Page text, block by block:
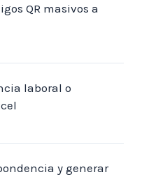
QR masivos a
laboral o
y generar